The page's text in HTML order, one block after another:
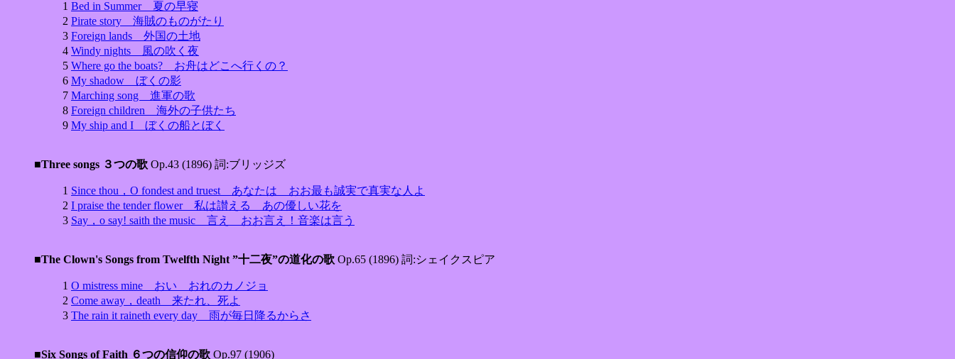
1 Bed in Summer 夏の早寝
2 Pirate story 海賊のものがたり
3 Foreign lands 外国の土地
4 Windy nights 風の吹く夜
5 Where go the boats? お舟はどこへ行くの？
6 My shadow ぼくの影
7 Marching song 進軍の歌
8 Foreign children 海外の子供たち
9 My ship and I ぼくの船とぼく
■Three songs ３つの歌 Op.43 (1896) 詞:ブリッジズ
1 Since thou，O fondest and truest あなたは おお最も誠実で真実な人よ
2 I praise the tender flower 私は讃える あの優しい花を
3 Say，o say! saith the music 言え おお言え！音楽は言う
■The Clown's Songs from Twelfth Night ”十二夜”の道化の歌 Op.65 (1896) 詞:シェイクスピア
1 O mistress mine おい おれのカノジョ
2 Come away，death 来たれ、死よ
3 The rain it raineth every day 雨が毎日降るからさ
■Six Songs of Faith ６つの信仰の歌 Op.97 (1906)